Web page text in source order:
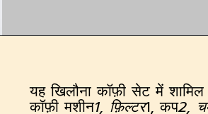
यह खिलौना कॉफ़ी सेट में
कॉफ़ी मशीन1, फ़िल्टर1, कप2,